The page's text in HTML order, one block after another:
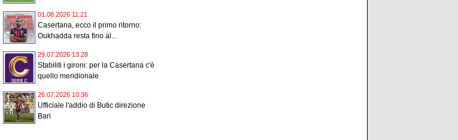
01.08.2026 11:21
Casertana, ecco il primo ritorno:
Oukhadda resta fino al...
29.07.2026 13:28
Stabiliti i gironi: per la Casertana c'è
quello meridionale
26.07.2026 10:36
Ufficiale l'addio di Butic direzione
Bari